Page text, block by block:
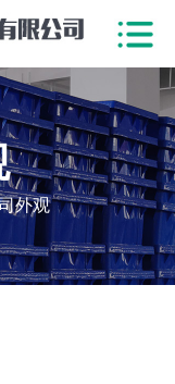
外观